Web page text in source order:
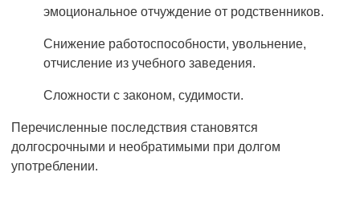
эмоциональное отчуждение от родственников.
Снижение работоспособности, увольнение,
отчисление из учебного заведения.
Сложности с законом, судимости.
Перечисленные последствия становятся
долгосрочными и необратимыми при долгом
употреблении.